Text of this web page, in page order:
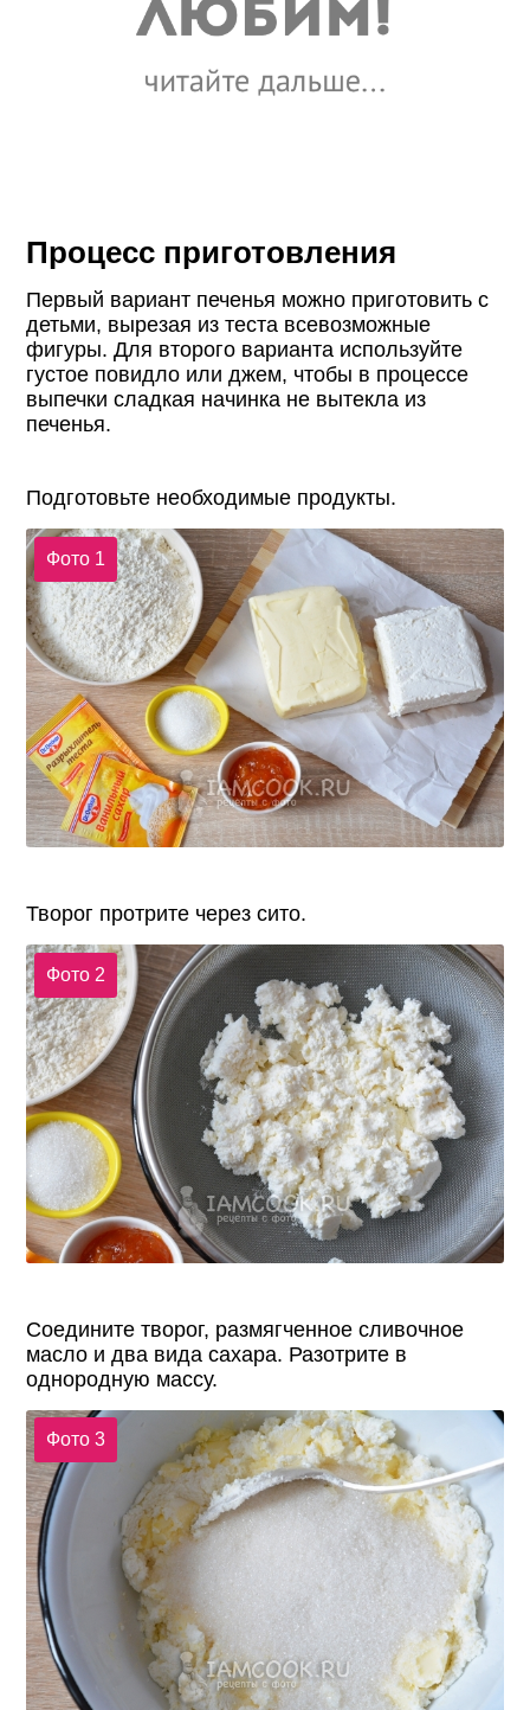
Процесс приготовления
Первый вариант печенья можно приготовить с
детьми, вырезая из теста всевозможные
фигуры. Для второго варианта используйте
густое повидло или джем, чтобы в процессе
выпечки сладкая начинка не вытекла из
печенья.
Подготовьте необходимые продукты.
Фото 1
Творог протрите через сито.
Фото 2
Соедините творог, размягченное сливочное
масло и два вида сахара. Разотрите в
однородную массу.
Фото 3